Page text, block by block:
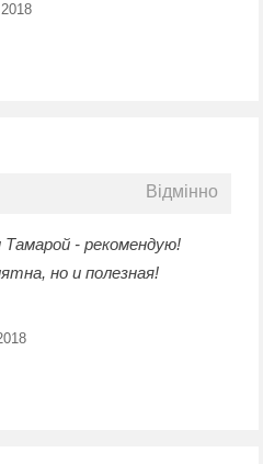
2018
Відмінно
- рекомендую!
но и полезная!